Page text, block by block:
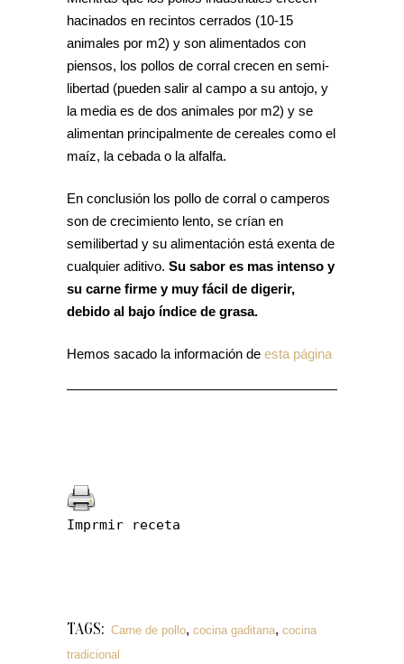
hacinados en recintos cerrados (10-15
animales por m2) y son alimentados con
piensos, los pollos de corral crecen en semi-
libertad (pueden salir al campo a su antojo, y
la media es de dos animales por m2) y se
alimentan principalmente de cereales como el
maíz, la cebada o la alfalfa.
En conclusión los pollo de corral o camperos
son de crecimiento lento, se crían en
semilibertad y su alimentación está exenta de
cualquier aditivo. Su sabor es mas intenso y
su carne firme y muy fácil de digerir,
debido al bajo índice de grasa.
Hemos sacado la información de esta página
Imprmir receta
TAGS: Carne de pollo, cocina gaditana, cocina
tradicional